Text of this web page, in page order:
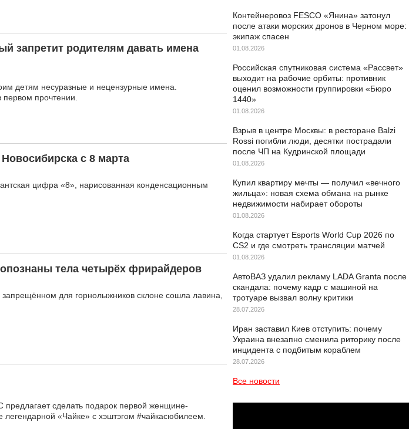
запретит родителям давать имена
детям несуразные и нецензурные имена.
прочтении.
с 8 марта
цифра «8», нарисованная конденсационным
тела четырёх фрирайдеров
для горнолыжников склоне сошла лавина,
сделать подарок первой женщине-
легендарной «Чайке» с хэштэгом #чайкасюбилеем.
Контейнеровоз FESCO «Янина» затонул
после атаки морских дронов в Черном море:
экипаж спасен
01.08.2026
Российская спутниковая система «Рассвет»
выходит на рабочие орбиты: противник
оценил возможности группировки «Бюро
1440»
01.08.2026
Взрыв в центре Москвы: в ресторане Balzi
Rossi погибли люди, десятки пострадали
после ЧП на Кудринской площади
01.08.2026
Купил квартиру мечты — получил «вечного
жильца»: новая схема обмана на рынке
недвижимости набирает обороты
01.08.2026
Когда стартует Esports World Cup 2026 по
CS2 и где смотреть трансляции матчей
01.08.2026
АвтоВАЗ удалил рекламу LADA Granta после
скандала: почему кадр с машиной на
тротуаре вызвал волну критики
28.07.2026
Иран заставил Киев отступить: почему
Украина внезапно сменила риторику после
инцидента с подбитым кораблем
28.07.2026
Все новости